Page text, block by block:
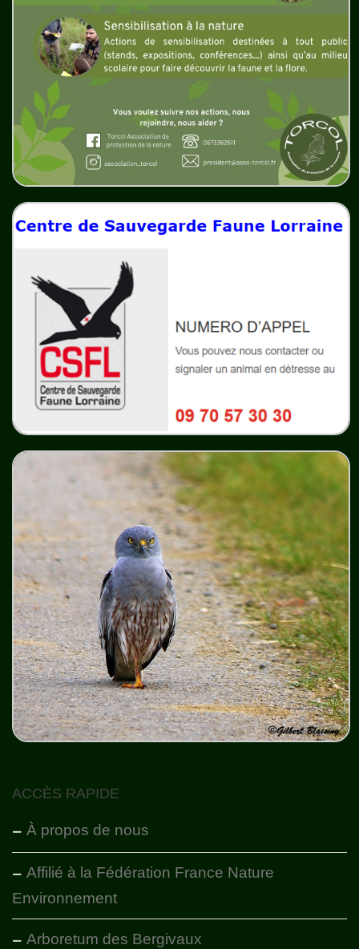
ACCÈS RAPIDE
À propos de nous
Affilié à la Fédération France Nature
Environnement
Arboretum des Bergivaux